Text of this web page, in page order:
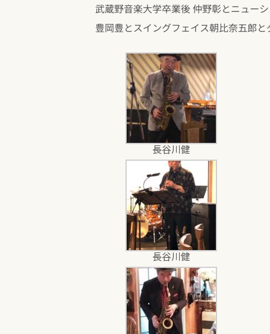
武蔵野音楽大学卒業後 仲野彰とニュー
豊岡豊とスイングフェイス朝比奈五郎
長谷川健
長谷川健